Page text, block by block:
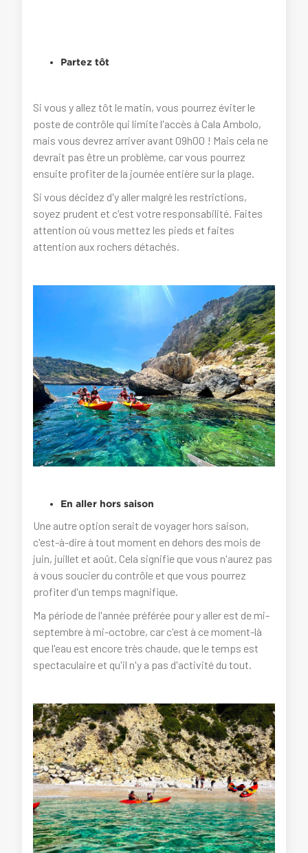
Partez tôt
Si vous y allez tôt le matin, vous pourrez éviter le
poste de contrôle qui limite l'accès à Cala Ambolo,
mais vous devrez arriver avant 09h00 ! Mais cela ne
devrait pas être un problème, car vous pourrez
ensuite profiter de la journée entière sur la plage.
Si vous décidez d'y aller malgré les restrictions,
soyez prudent et c'est votre responsabilité. Faites
attention où vous mettez les pieds et faites
attention aux rochers détachés.
En aller hors saison
Une autre option serait de voyager hors saison,
c'est-à-dire à tout moment en dehors des mois de
juin, juillet et août. Cela signifie que vous n'aurez pas
à vous soucier du contrôle et que vous pourrez
profiter d'un temps magnifique.
Ma période de l'année préférée pour y aller est de mi-
septembre à mi-octobre, car c'est à ce moment-là
que l'eau est encore très chaude, que le temps est
spectaculaire et qu'il n'y a pas d'activité du tout.